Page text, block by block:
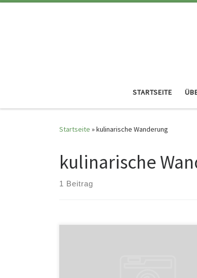
STARTSEITE
Startseite »kulinarische Wanderung
kulinarische
1 Beitrag